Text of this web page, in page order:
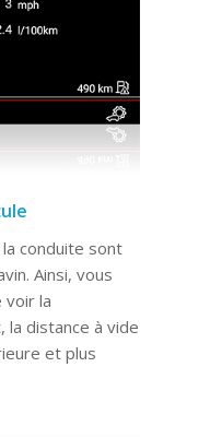
conduite sont
Ainsi, vous
la
la distance à vide
et plus